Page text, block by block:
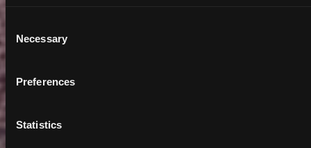
Selection
Necessary
Preferences
Statistics